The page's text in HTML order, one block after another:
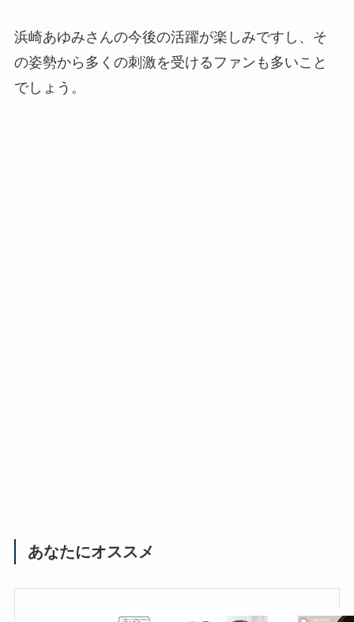
浜崎あゆみさんの今後の活躍が楽しみですし、そ
の姿勢から多くの刺激を受けるファンも多いこと
でしょう。
あなたにオススメ